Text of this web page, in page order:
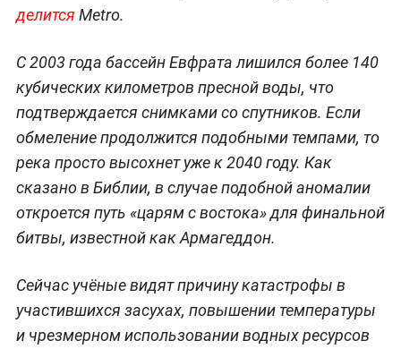
делится Metro.
С 2003 года бассейн Евфрата лишился более 140
кубических километров пресной воды, что
подтверждается снимками со спутников. Если
обмеление продолжится подобными темпами, то
река просто высохнет уже к 2040 году. Как
сказано в Библии, в случае подобной аномалии
откроется путь «царям с востока» для финальной
битвы, известной как Армагеддон.
Сейчас учёные видят причину катастрофы в
участившихся засухах, повышении температуры
и чрезмерном использовании водных ресурсов